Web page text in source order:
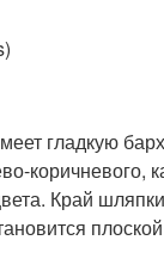
гладкую
коричневого,
Край